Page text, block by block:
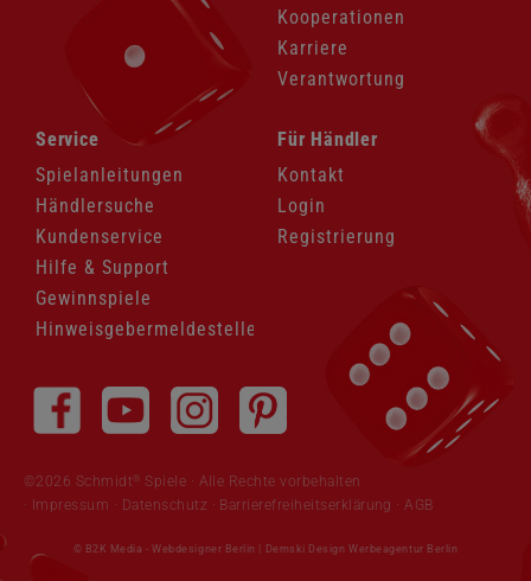
Kooperationen
Karriere
Verantwortung
Navigation
überspringen
Service
Spielanleitungen
Händlersuche
Kundenservice
Hilfe & Support
Gewinnspiele
Hinweisgebermeldestelle
Navigation
überspringen
Für Händler
Kontakt
Login
Registrierung
überspringen
©2026 Schmidt ®
Spiele · Alle Rechte vorbehalten
Impressum · Datenschutz · Barrierefreiheitserklärung ·AGB
© B2K Media -Webdesigner Berlin Demski Design Werbeagentur Berlin